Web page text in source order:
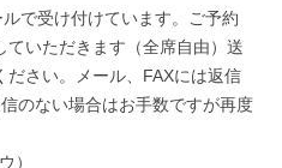
で受け付けています。ご予約
いただきます（全席自由）送
さい。メール、FAXには返信
のない場合はお手数ですが再度
）